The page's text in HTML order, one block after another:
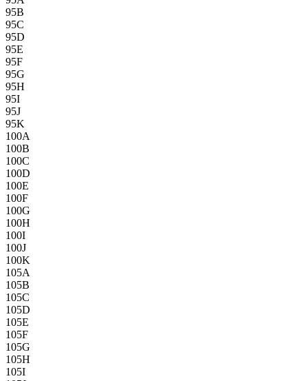
95B
95C
95D
95E
95F
95G
95H
95I
95J
95K
100A
100B
100C
100D
100E
100F
100G
100H
100I
100J
100K
105A
105B
105C
105D
105E
105F
105G
105H
105I